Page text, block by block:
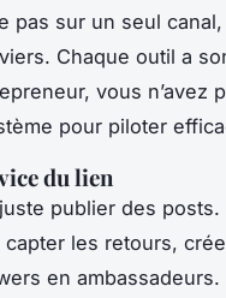
pas sur un seul
Chaque outil a
vous n’avez
pour piloter
du lien
publier des posts.
les retours,
en